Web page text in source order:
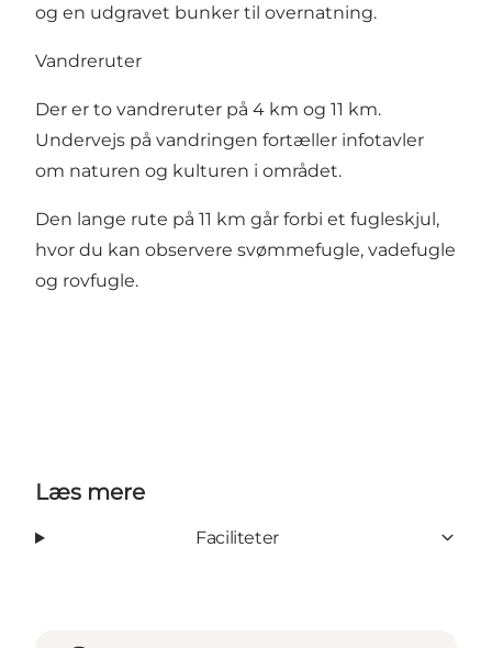
og en udgravet bunker til overnatning.
Vandreruter
Der er to vandreruter på 4 km og 11 km.
Undervejs på vandringen fortæller infotavler
om naturen og kulturen i området.
Den lange rute på 11 km går forbi et fugleskjul,
hvor du kan observere svømmefugle, vadefugle
og rovfugle.
Læs mere
Faciliteter